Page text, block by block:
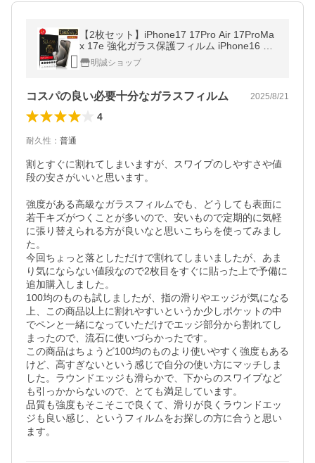
【2枚セット】iPhone17 17Pro Air 17ProMa
x 17e 強化ガラス保護フィルム iPhone16 16
Plus 16Pro 16ProMax 16e 傷防止 iPhone15
14 13 12 11 Xシリーズ用 極薄型
明誠ショップ
コスパの良い必要十分なガラスフィルム 2025/8/21
4
耐久性 ： 普通
割とすぐに割れてしまいますが、スワイプのしやすさや値
段の安さがいいと思います。
強度がある高級なガラスフィルムでも、どうしても表面に
若干キズがつくことが多いので、安いもので定期的に気軽
に張り替えられる方が良いなと思いこちらを使ってみまし
た。
今回ちょっと落としただけで割れてしまいましたが、あま
り気にならない値段なので2枚目をすぐに貼った上で予備に
追加購入しました。
100均のものも試しましたが、指の滑りやエッジが気になる
上、この商品以上に割れやすいというか少しポケットの中
でペンと一緒になっていただけでエッジ部分から割れてし
まったので、流石に使いづらかったです。
この商品はちょうど100均のものより使いやすく強度もある
けど、高すぎないという感じで自分の使い方にマッチしま
した。ラウンドエッジも滑らかで、下からのスワイプなど
も引っかからないので、とても満足しています。
品質も強度もそこそこで良くて、滑りが良くラウンドエッ
ジも良い感じ、というフィルムをお探しの方に合うと思い
ます。